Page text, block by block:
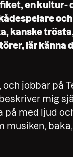
en kultur-
kanske
lär känna
och jobbar på
mig
på med ljud
musiken,